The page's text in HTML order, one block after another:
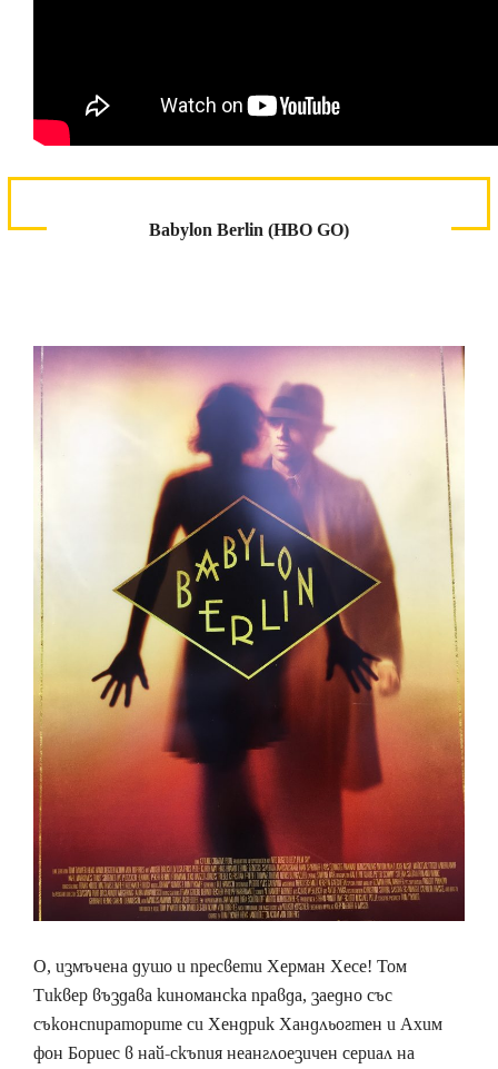
Babylon Berlin (HBO GO)
O, измъчена душо и пресвети Херман Хесе! Том
Тиквер въздава киноманска правда, заедно със
съконспираторите си Хендрик Хандльогтен и Ахим
фон Бориес в най-скъпия неанглоезичен сериал на